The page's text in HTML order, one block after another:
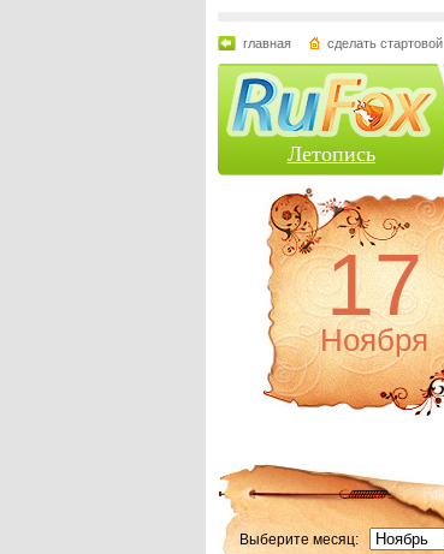
главная сделать стартовой
Летопись
17
Ноября
Выберите месяц: